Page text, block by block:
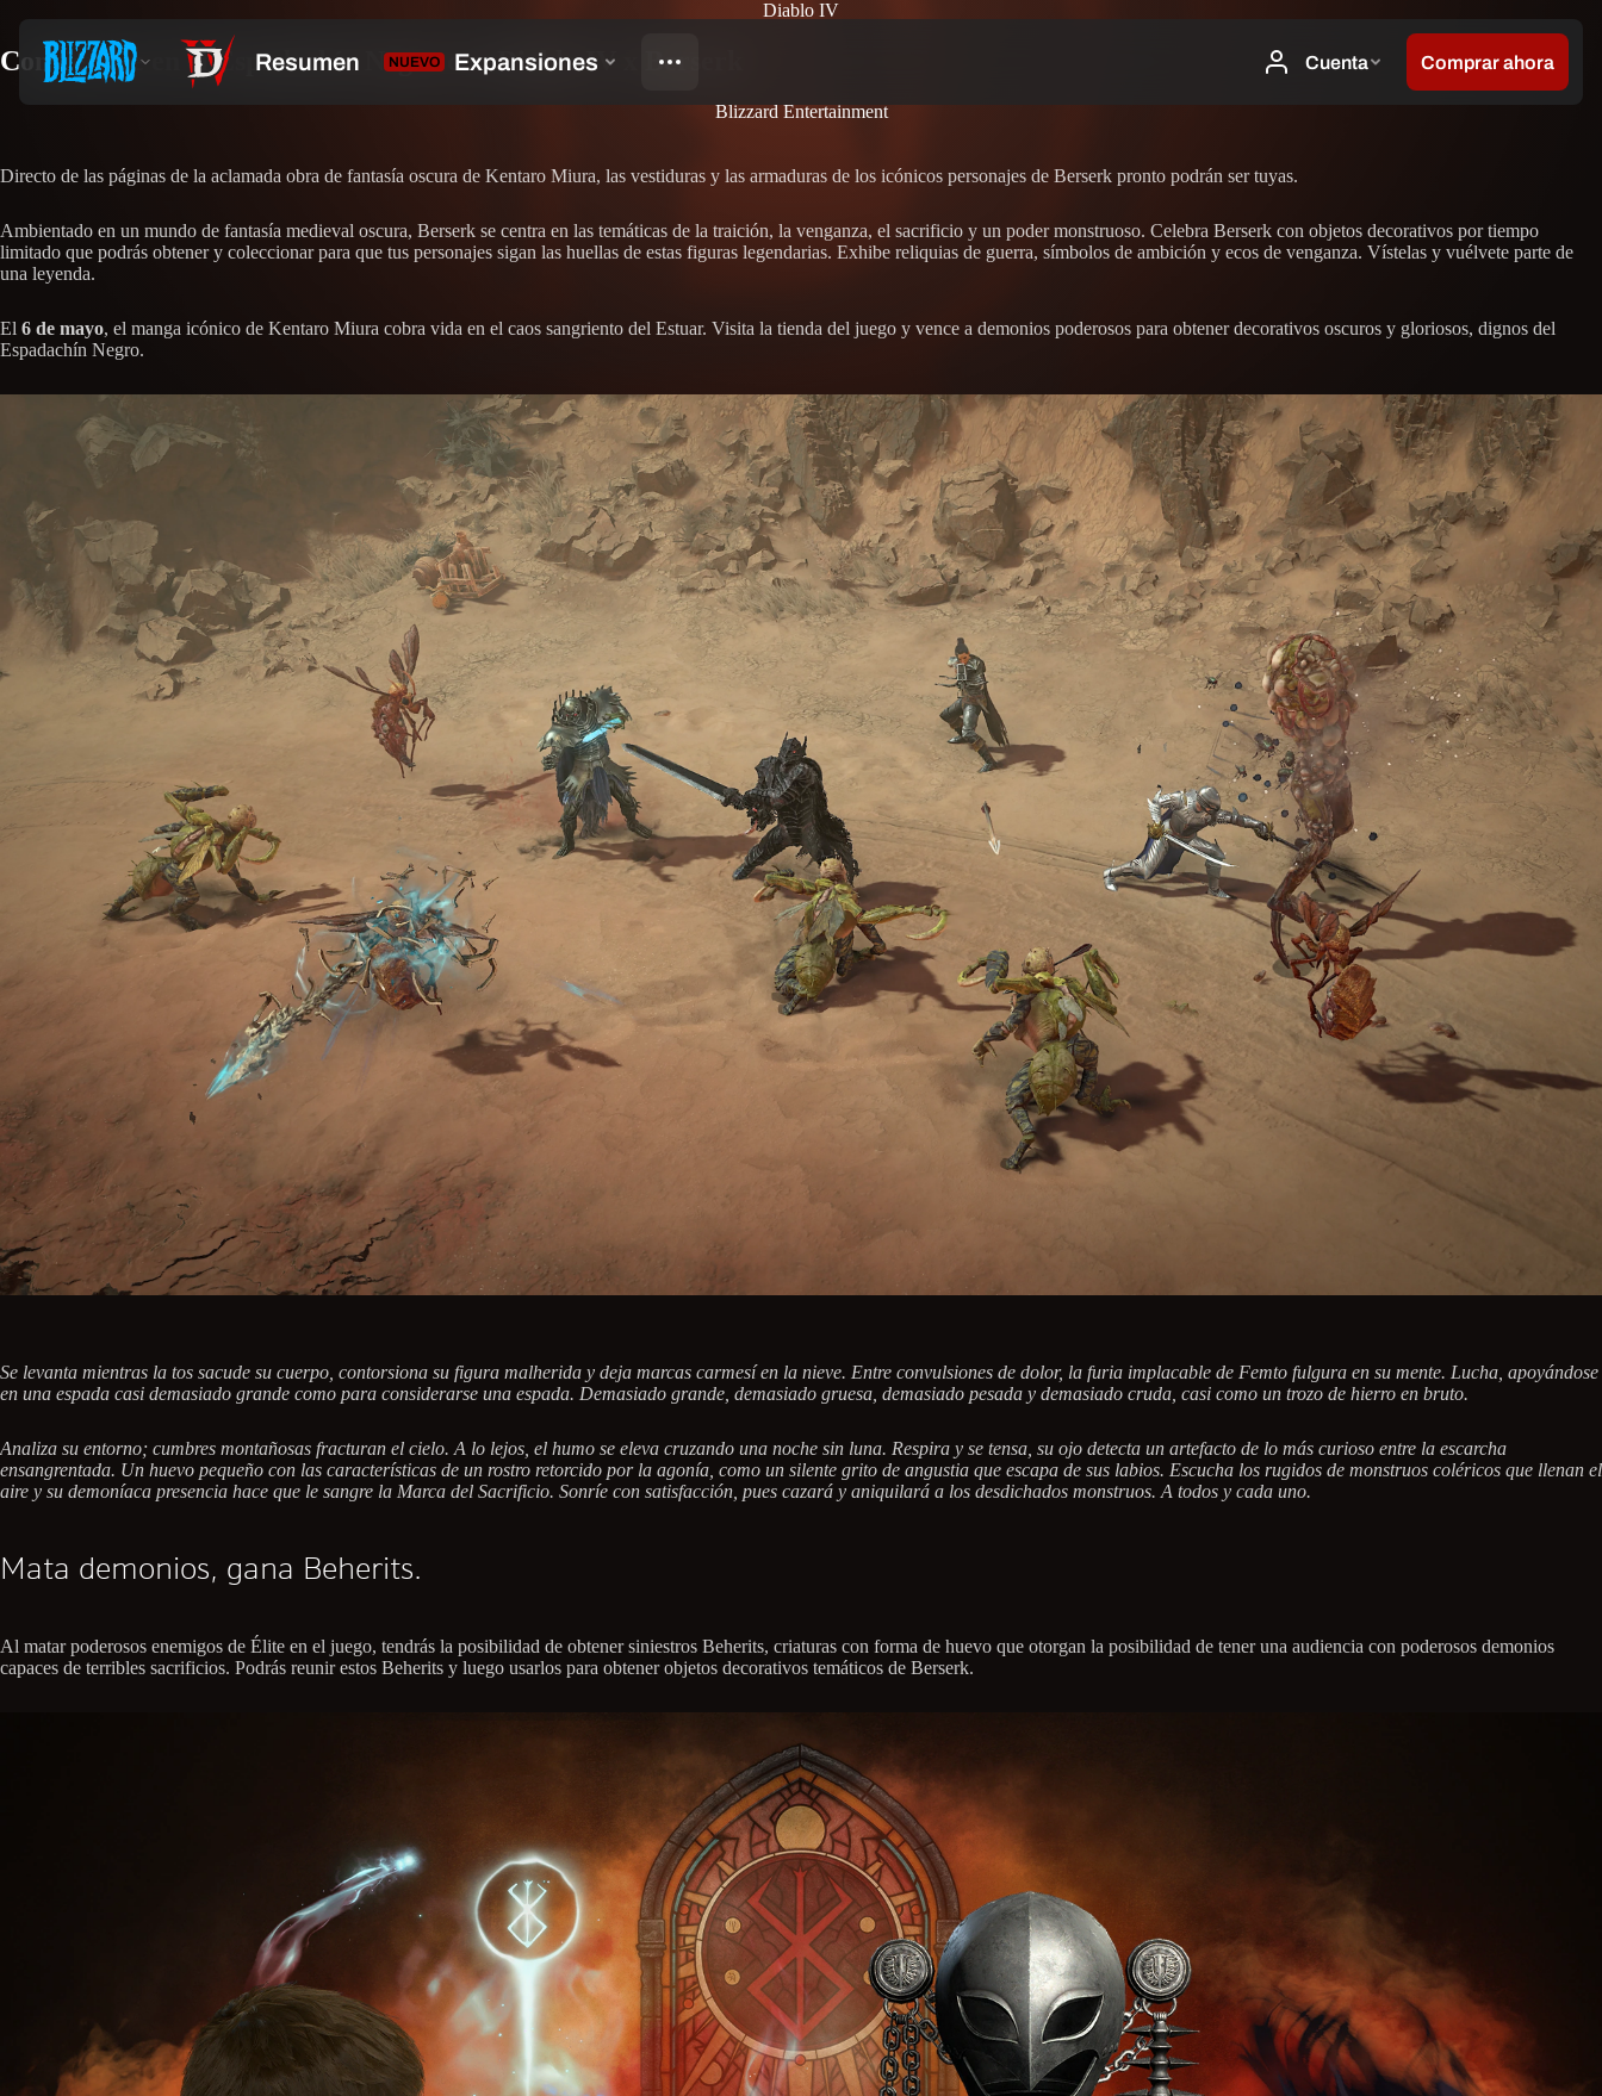
Diablo IV
Conviértete en el Espadachín Negro con Diablo IV x Berserk
Blizzard Entertainment
Directo de las páginas de la aclamada obra de fantasía oscura de Kentaro Miura, las vestiduras y las armaduras de los icónicos personajes de Berserk pronto podrán ser tuyas.
Ambientado en un mundo de fantasía medieval oscura, Berserk se centra en las temáticas de la traición, la venganza, el sacrificio y un poder monstruoso. Celebra Berserk con objetos decorativos por tiempo
limitado que podrás obtener y coleccionar para que tus personajes sigan las huellas de estas figuras legendarias. Exhibe reliquias de guerra, símbolos de ambición y ecos de venganza. Vístelas y vuélvete parte de
una leyenda.
El 6 de mayo, el manga icónico de Kentaro Miura cobra vida en el caos sangriento del Estuar. Visita la tienda del juego y vence a demonios poderosos para obtener decorativos oscuros y gloriosos, dignos del
Espadachín Negro.
Se levanta mientras la tos sacude su cuerpo, contorsiona su figura malherida y deja marcas carmesí en la nieve. Entre convulsiones de dolor, la furia implacable de Femto fulgura en su mente. Lucha, apoyándose
en una espada casi demasiado grande como para considerarse una espada. Demasiado grande, demasiado gruesa, demasiado pesada y demasiado cruda, casi como un trozo de hierro en bruto.
Analiza su entorno; cumbres montañosas fracturan el cielo. A lo lejos, el humo se eleva cruzando una noche sin luna. Respira y se tensa, su ojo detecta un artefacto de lo más curioso entre la escarcha
ensangrentada. Un huevo pequeño con las características de un rostro retorcido por la agonía, como un silente grito de angustia que escapa de sus labios. Escucha los rugidos de monstruos coléricos que llenan el
aire y su demoníaca presencia hace que le sangre la Marca del Sacrificio. Sonríe con satisfacción, pues cazará y aniquilará a los desdichados monstruos. A todos y cada uno.
Mata demonios, gana Beherits.
Al matar poderosos enemigos de Élite en el juego, tendrás la posibilidad de obtener siniestros Beherits, criaturas con forma de huevo que otorgan la posibilidad de tener una audiencia con poderosos demonios
capaces de terribles sacrificios. Podrás reunir estos Beherits y luego usarlos para obtener objetos decorativos temáticos de Berserk.